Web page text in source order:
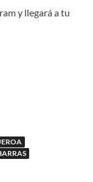
y llegará a tu